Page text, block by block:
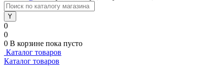
0
0
0 В корзине пока пусто
Каталог товаров
Каталог товаров